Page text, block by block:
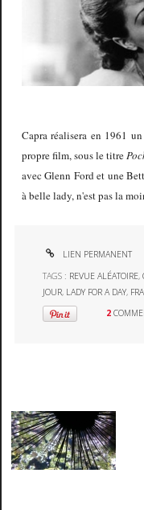
Capra réalisera en 1961
propre film, sous le titre
avec Glenn Ford et une
à belle lady, n'est pas la
LIEN PERMANENT
TAGS : REVUE ALÉATOIRE,
JOUR, LADY FOR A DAY,
2